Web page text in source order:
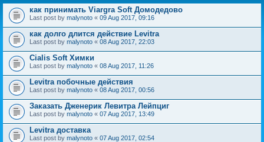
как принимать Viargra Soft Домодедово
Last post by malynoto « 09 Aug 2017, 09:16
как долго длится действие Levitra
Last post by malynoto « 08 Aug 2017, 22:03
Cialis Soft Химки
Last post by malynoto « 08 Aug 2017, 11:26
Levitra побочные действия
Last post by malynoto « 08 Aug 2017, 00:56
Заказать Дженерик Левитра Лейпциг
Last post by malynoto « 07 Aug 2017, 13:49
Levitra доставка
Last post by malynoto « 07 Aug 2017, 02:54